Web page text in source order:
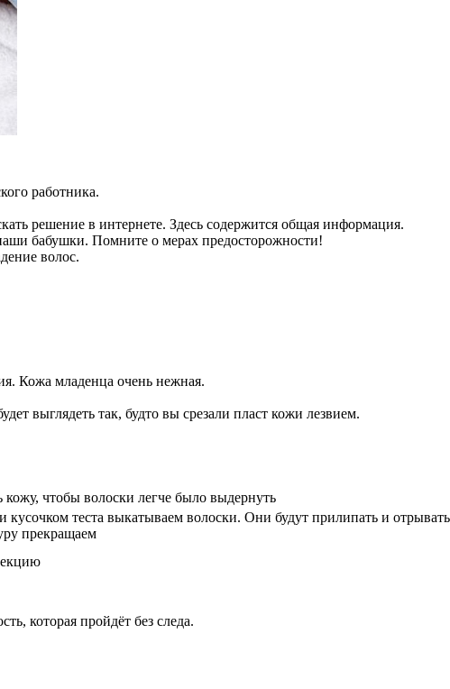
работника.
решение в интернете. Здесь содержится общая информация.
бабушки. Помните о мерах предосторожности!
волос.
Кожа младенца очень нежная.
выглядеть так, будто вы срезали пласт кожи лезвием.
кожу, чтобы волоски легче было выдернуть
теста выкатываем волоски. Они будут прилипать и
прекращаем
которая пройдёт без следа.